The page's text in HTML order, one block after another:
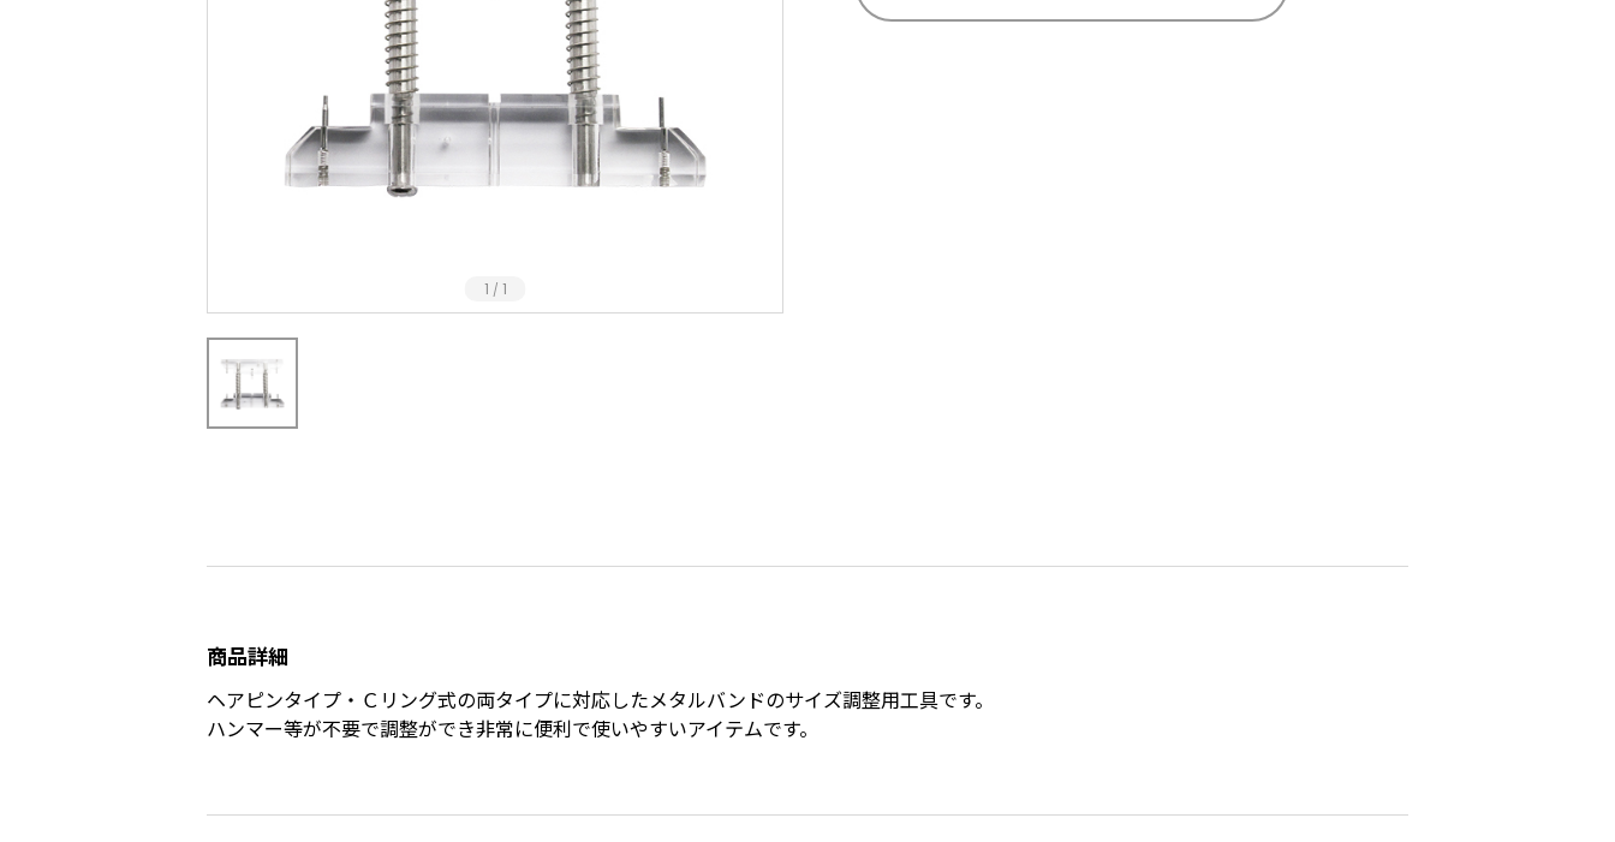
1 / 1
商品詳細
ヘアピンタイプ・Ｃリング式の両タイプに対応したメタルバンドのサイズ調整用工具です。
ハンマー等が不要で調整ができ非常に便利で使いやすいアイテムです。